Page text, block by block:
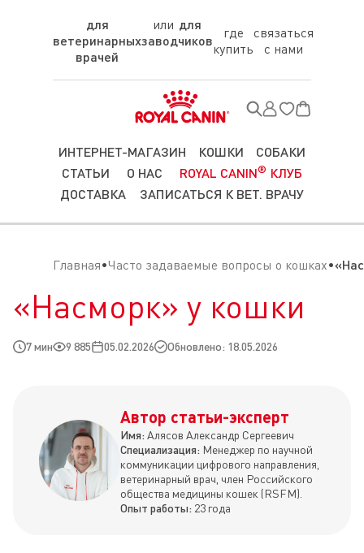
для
ветеринарных
врачей
для
заводчиков
где
купить
связаться
с нами
ИНТЕРНЕТ-МАГАЗИН КОШКИ
СОБАКИ
СТАТЬИ
О НАС ROYAL CANIN® КЛУБ
ДОСТАВКА
ЗАПИСАТЬСЯ К ВЕТ. ВРАЧУ
Главная Часто задаваемые вопросы о кошках
«Насморк» у кошки
7 мин 9 885 05.02.2026 Обновлено: 18.05.2026
Автор статьи-эксперт
Имя: Алясов Александр Сергеевич
Специализация: Менеджер по научной
коммуникации цифрового направления,
ветеринарный врач, член Российского
общества медицины кошек (RSFM).
Опыт работы: 23 года